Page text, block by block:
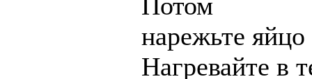
нарежьте
Нагревайте в